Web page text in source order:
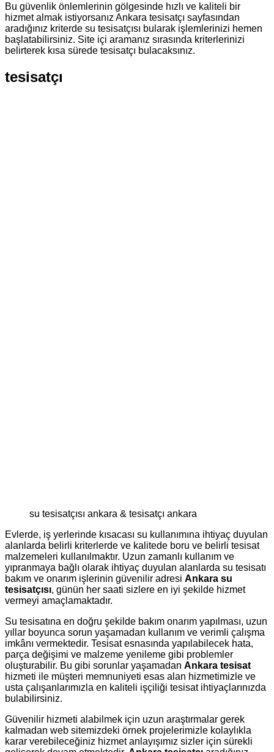
Bu güvenlik önlemlerinin gölgesinde hızlı ve kaliteli bir
hizmet almak istiyorsanız Ankara tesisatçı sayfasından
aradığınız kriterde su tesisatçısı bularak işlemlerinizi hemen
başlatabilirsiniz. Site içi aramanız sırasında kriterlerinizi
belirterek kısa sürede tesisatçı bulacaksınız.
tesisatçı
su tesisatçısı ankara & tesisatçı ankara
Evlerde, iş yerlerinde kısacası su kullanımına ihtiyaç duyulan
alanlarda belirli kriterlerde ve kalitede boru ve belirli tesisat
malzemeleri kullanılmaktır. Uzun zamanlı kullanım ve
yıpranmaya bağlı olarak ihtiyaç duyulan alanlarda su tesisatı
bakım ve onarım işlerinin güvenilir adresi Ankara su
tesisatçısı, günün her saati sizlere en iyi şekilde hizmet
vermeyi amaçlamaktadır.
Su tesisatına en doğru şekilde bakım onarım yapılması, uzun
yıllar boyunca sorun yaşamadan kullanım ve verimli çalışma
imkânı vermektedir. Tesisat esnasında yapılabilecek hata,
parça değişimi ve malzeme yenileme gibi problemler
oluşturabilir. Bu gibi sorunlar yaşamadan Ankara tesisat
hizmeti ile müşteri memnuniyeti esas alan hizmetimizle ve
usta çalışanlarımızla en kaliteli işçiliği tesisat ihtiyaçlarınızda
bulabilirsiniz.
Güvenilir hizmeti alabilmek için uzun araştırmalar gerek
kalmadan web sitemizdeki örnek projelerimizle kolaylıkla
karar verebileceğiniz hizmet anlayışımız sizler için sürekli